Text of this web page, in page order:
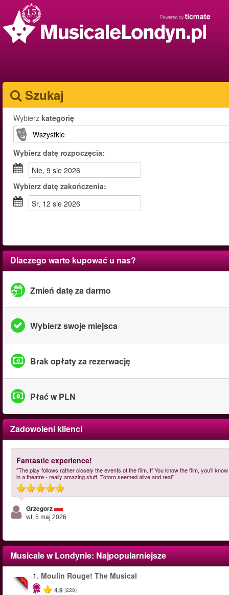
Szukaj
Wybierz kategorię
Wybierz datę rozpoczęcia:
nie, 9 sie 2026
Wybierz datę zakończenia:
sr, 12 sie 2026
Dlaczego warto kupować u nas?
Zmień datę za darmo
Wybierz swoje miejsca
Brak opłaty za rezerwację
Płać w PLN
Zadowoleni klienci
Fantastic experience!
"The play follows rather closely the events of the film. If You know the film, you'll
in a theatre - really amazing stuff. Totoro seemed alive and real"
Grzegorz
wt, 5 maj 2026
Musicale w Londynie: Najpopularniejsze
-50%
1. Moulin Rouge! The Musical
4.9 (228)